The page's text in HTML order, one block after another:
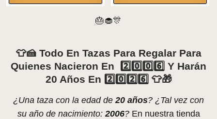
🎂🧁🎊
👕🍰 Todo En Tazas Para Regalar Para
Quienes Nacieron En 2️⃣0️⃣0️⃣6️⃣ Y Harán
20 Años En 2️⃣0️⃣2️⃣6️⃣ 👕🎁
¿Una taza con la edad de 20 años? ¿Tal vez con
su año de nacimiento: 2006?En nuestra tienda